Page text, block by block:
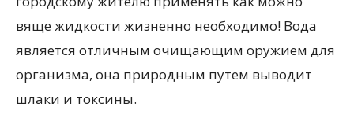
вяще жидкости жизненно необходимо! Вода
является отличным очищающим оружием для
организма, она природным путем выводит
шлаки и токсины.